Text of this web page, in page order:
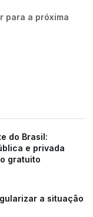
para a próxima
do Brasil:
e privada
gratuito
a situação